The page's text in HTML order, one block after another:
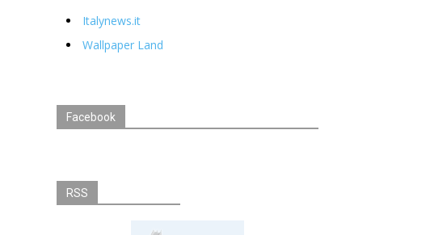
Italynews.it
Wallpaper Land
Facebook
RSS